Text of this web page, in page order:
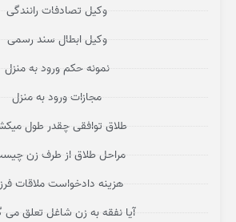
وکیل تصادفات رانندگی
وکیل ابطال سند رسمی
نمونه حکم ورود به منزل
مجازات ورود به منزل
طلاق توافقی چقدر طول
مراحل طلاق از طرف زن
هزینه دادخواست ملاقات
آیا نفقه به زن شاغل تعلق می